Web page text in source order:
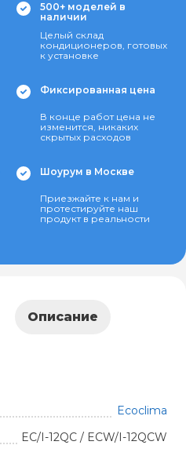
500+ моделей в
наличии
Целый склад
кондиционеров, готовых
к установке
Фиксированная цена
В конце работ цена не
изменится, никаких
скрытых расходов
Шоурум в Москве
Приезжайте к нам и
протестируйте наш
продукт в реальности
Описание
Ecoclima
EC/I-12QC / ECW/I-12QCW